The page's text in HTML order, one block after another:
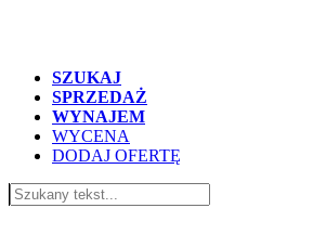
SZUKAJ
SPRZEDAŻ
WYNAJEM
WYCENA
DODAJ OFERTĘ